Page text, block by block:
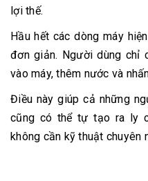
lợi thế.
Hầu hết các dòng máy
đơn giản. Người dùng chỉ
vào máy, thêm nước và
Điều này giúp cả những
cũng có thể tự tạo ra ly
không cần kỹ thuật chuyên